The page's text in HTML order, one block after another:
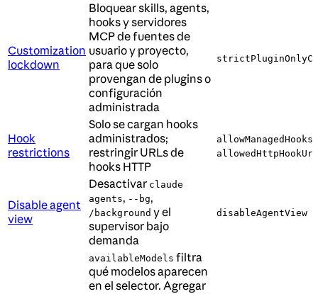
Customization
lockdown
Bloquear skills, agents,
hooks y servidores
MCP de fuentes de
usuario y proyecto,
para que solo
provengan de plugins o
configuración
administrada
Hook
restrictions
Solo se cargan hooks
administrados;
restringir URLs de
hooks HTTP
Disable agent
view
Desactivar claude
agents, --bg,
/background y el
supervisor bajo
demanda
disableAgentView
availableModels filtra
qué modelos aparecen
en el selector. Agregar